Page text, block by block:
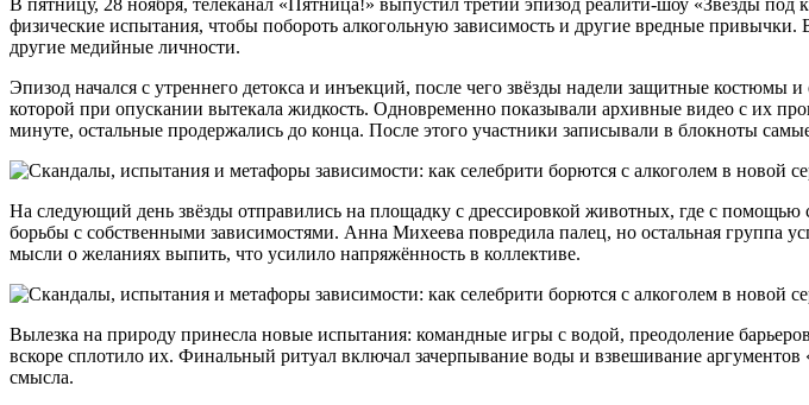
физические испытания, чтобы побороть алкогольную зависимость и другие вредные
другие медийные личности.
Эпизод начался с утреннего детокса и инъекций, после чего звёзды надели защитные костюмы
которой при опускании вытекала жидкость. Одновременно показывали архивные видео с их
минуте, остальные продержались до конца. После этого участники записывали в блокноты
На следующий день звёзды отправились на площадку с дрессировкой животных, где с
борьбы с собственными зависимостями. Анна Михеева повредила палец, но остальная группа
мысли о желаниях выпить, что усилило напряжённость в коллективе.
Вылезка на природу принесла новые испытания: командные игры с водой, преодоление
вскоре сплотило их. Финальный ритуал включал зачерпывание воды и взвешивание
смысла.